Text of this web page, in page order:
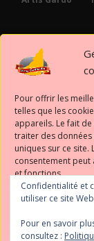
Pour offrir les
telles que les
appareils. Le fait
traiter des
uniques sur ce
consentement
et fonctions.
Mairie de
Gaillard
SUIVEZ-NOUS
Confidentialité et
utiliser ce site
Pour en savoir
consultez :